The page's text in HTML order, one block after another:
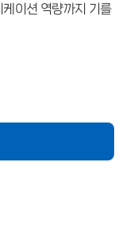
이션 역량까지 기를